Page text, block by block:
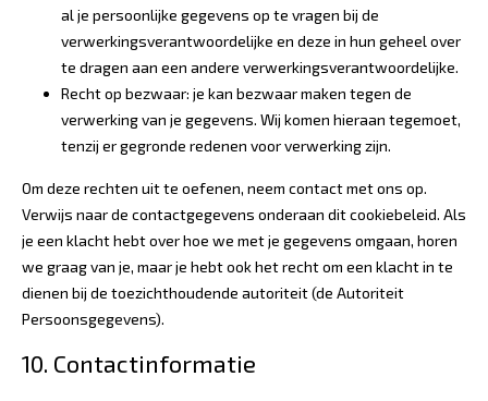
al je persoonlijke gegevens op te vragen bij de
verwerkingsverantwoordelijke en deze in hun geheel over
te dragen aan een andere verwerkingsverantwoordelijke.
Recht op bezwaar: je kan bezwaar maken tegen de
verwerking van je gegevens. Wij komen hieraan tegemoet,
tenzij er gegronde redenen voor verwerking zijn.
Om deze rechten uit te oefenen, neem contact met ons op.
Verwijs naar de contactgegevens onderaan dit cookiebeleid. Als
je een klacht hebt over hoe we met je gegevens omgaan, horen
we graag van je, maar je hebt ook het recht om een klacht in te
dienen bij de toezichthoudende autoriteit (de Autoriteit
Persoonsgegevens).
10. Contactinformatie